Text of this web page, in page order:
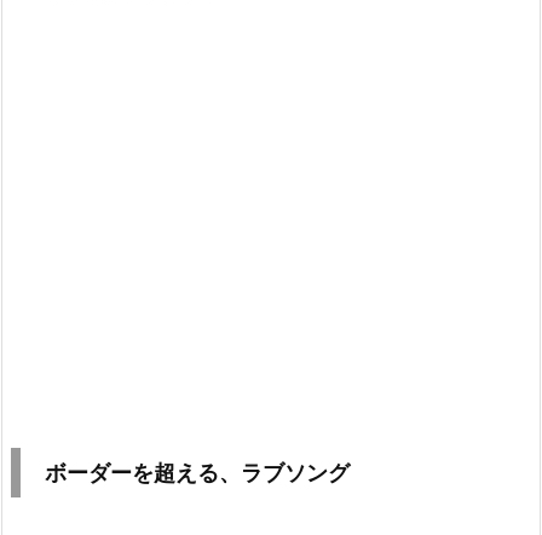
ボーダーを超える、ラブソング